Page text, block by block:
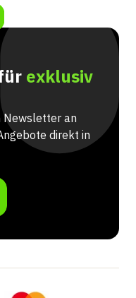
exklusiv
Newsletter an
direkt in